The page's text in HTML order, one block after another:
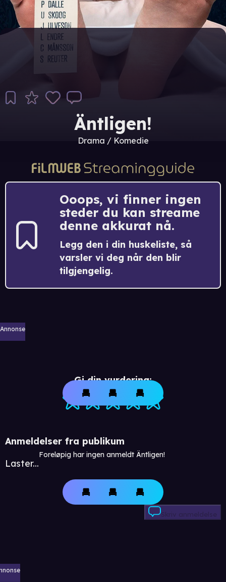
Äntligen!
Drama / Komedie
Ooops, vi finner ingen
steder du kan streame
denne akkurat nå.
Legg den i din huskeliste, så
varsler vi deg når den blir
tilgjengelig.
Annonse
Gi din vurdering:
Anmeldelser fra publikum
Laster...
Foreløpig har ingen anmeldt Äntligen!
Skriv anmeldelse